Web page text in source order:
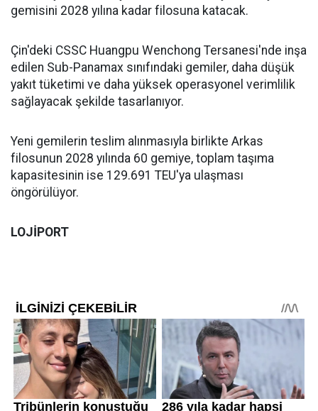
gemisini 2028 yılına kadar filosuna katacak.
Çin'deki CSSC Huangpu Wenchong Tersanesi'nde inşa
edilen Sub-Panamax sınıfındaki gemiler, daha düşük
yakıt tüketimi ve daha yüksek operasyonel verimlilik
sağlayacak şekilde tasarlanıyor.
Yeni gemilerin teslim alınmasıyla birlikte Arkas
filosunun 2028 yılında 60 gemiye, toplam taşıma
kapasitesinin ise 129.691 TEU'ya ulaşması
öngörülüyor.
LOJİPORT